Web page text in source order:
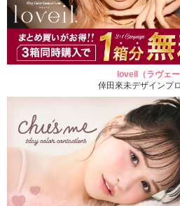
loveil（ラヴェー
倖田來未デザインプ